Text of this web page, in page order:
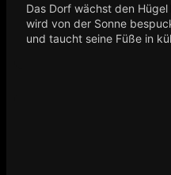
Das Dorf wächst den Hügel
wird von der Sonne
und taucht seine Füße in